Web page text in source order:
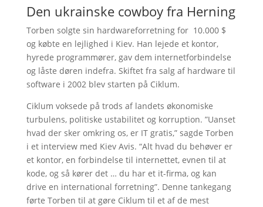
Den ukrainske cowboy fra Herning
Torben solgte sin hardwareforretning for 10.000 $
og købte en lejlighed i Kiev. Han lejede et kontor,
hyrede programmører, gav dem internetforbindelse
og låste døren indefra. Skiftet fra salg af hardware til
software i 2002 blev starten på Ciklum.
Ciklum voksede på trods af landets økonomiske
turbulens, politiske ustabilitet og korruption. ”Uanset
hvad der sker omkring os, er IT gratis,” sagde Torben
i et interview med Kiev Avis. “Alt hvad du behøver er
et kontor, en forbindelse til internettet, evnen til at
kode, og så kører det … du har et it-firma, og kan
drive en international forretning”. Denne tankegang
førte Torben til at gøre Ciklum til et af de mest